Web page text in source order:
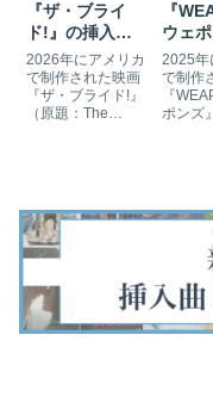
『ザ・ブライ
ド!』の挿入曲
とサントラ
2026年にアメリカ
で制作された映画
『ザ・ブライド!』
（原題：The
クロマンス映画で
す。ジェシー・バ
ックリーがブライ
ン・ベールがフラ
ンケン…
『
ウェ
挿入
ラ
2025年
で制作
『
ポンズ
こる騒
ホラ
『バー
のザ
ガーが
下記を選択して絞